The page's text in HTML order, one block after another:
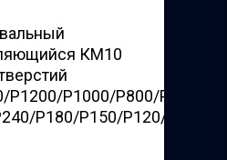
КМ10
P1200/P1000/P800/P600/
P180/P150/P120/P100/